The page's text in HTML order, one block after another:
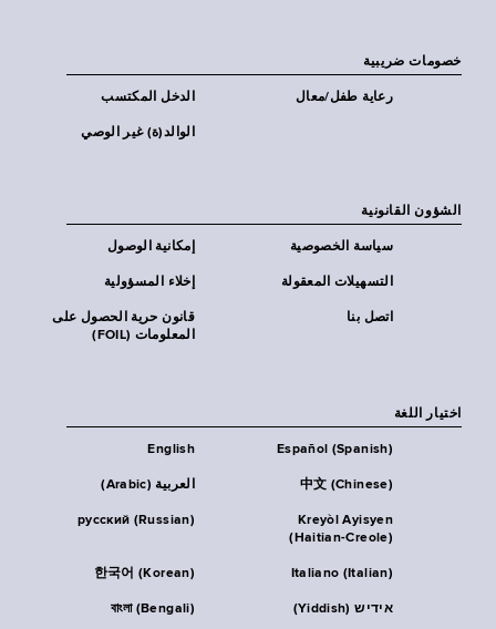
خصومات ضريبية
الدخل المكتسب رعاية طفل/معال
الوالد(ة) غير الوصي
الشؤون القانونية
إمكانية الوصول سياسة الخصوصية
إخلاء المسؤولية التسهيلات المعقولة
قانون حرية الحصول على
المعلومات (FOIL)
اتصل بنا
اختيار اللغة
English Español (Spanish)
العربية (Arabic) 中文 (Chinese)
русский (Russian)
Kreyòl Ayisyen
(Haitian-Creole)
한국어 (Korean) Italiano (Italian)
বাংলা (Bengali) אידיש (Yiddish)